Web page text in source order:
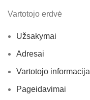
Vartotojo erdvė
Užsakymai
Adresai
Vartotojo informacija
Pageidavimai